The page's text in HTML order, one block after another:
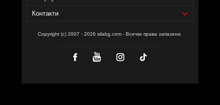
Контакти
Copyright (c) 2007 - 2026 silabg.com - Всички права запазени.